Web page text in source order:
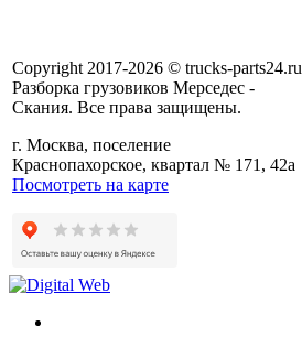
Copyright 2017-2026 © trucks-parts24.ru
Разборка грузовиков Мерседес -
Скания. Все права защищены.
г. Москва, поселение
Краснопахорское, квартал № 171, 42а
Посмотреть на карте